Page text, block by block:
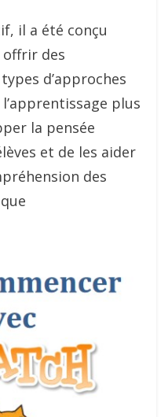
il a été conçu
des
d’approches
plus
la pensée
et de les aider
des